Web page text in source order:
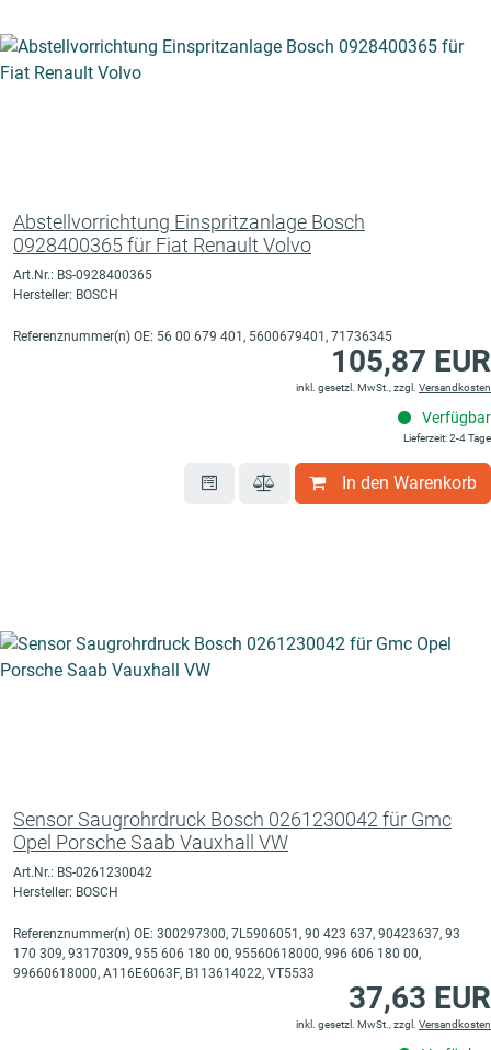
Abstellvorrichtung Einspritzanlage Bosch
0928400365 für Fiat Renault Volvo
Art.Nr.: BS-0928400365
Hersteller: BOSCH
Referenznummer(n) OE: 56 00 679 401, 5600679401, 71736345
105,87 EUR
inkl. gesetzl. MwSt., zzgl. Versandkosten
Verfügbar
Lieferzeit: 2-4 Tage
In den Warenkorb
Sensor Saugrohrdruck Bosch 0261230042 für Gmc
Opel Porsche Saab Vauxhall VW
Art.Nr.: BS-0261230042
Hersteller: BOSCH
Referenznummer(n) OE: 300297300, 7L5906051, 90 423 637, 90423637, 93
170 309, 93170309, 955 606 180 00, 95560618000, 996 606 180 00,
99660618000, A116E6063F, B113614022, VT5533
37,63 EUR
inkl. gesetzl. MwSt., zzgl. Versandkosten